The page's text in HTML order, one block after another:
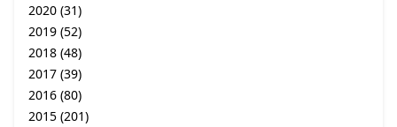
2020 (31)
2019 (52)
2018 (48)
2017 (39)
2016 (80)
2015 (201)